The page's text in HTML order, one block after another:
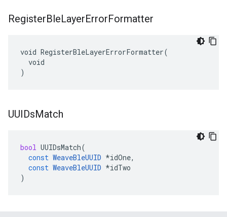
RegisterBleLayerErrorFormatter
void RegisterBleLayerErrorFormatter(
  void
)
UUIDsMatch
bool UUIDsMatch(
const WeaveBleUUID *idOne,
const WeaveBleUUID *idTwo
)